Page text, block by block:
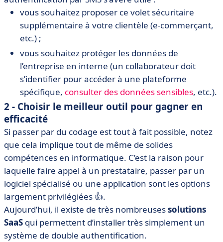
vous souhaitez proposer ce volet sécuritaire
supplémentaire à votre clientèle (e-commerçant,
etc.) ;
vous souhaitez protéger les données de
l’entreprise en interne (un collaborateur doit
s’identifier pour accéder à une plateforme
spécifique, consulter des données sensibles, etc.).
2 - Choisir le meilleur outil pour gagner en
efficacité
Si passer par du codage est tout à fait possible, notez
que cela implique tout de même de solides
compétences en informatique. C’est la raison pour
laquelle faire appel à un prestataire, passer par un
logiciel spécialisé ou une application sont les options
largement privilégiées 👍.
Aujourd’hui, il existe de très nombreusessolutions
SaaS qui permettent d’installer très simplement un
système de double authentification.